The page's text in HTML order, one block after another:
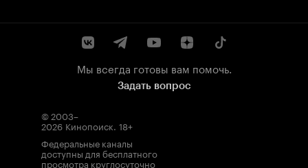
Мы всегда готовы вам помочь.
Задать вопрос
© 2003–
2026 Кинопоиск. 18+
Федеральные каналы
доступны для бесплатного
просмотра круглосуточно